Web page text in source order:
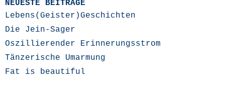
NEUESTE BEITRÄGE
Lebens(Geister)Geschichten
Die Jein-Sager
Oszillierender Erinnerungsstrom
Tänzerische Umarmung
Fat is beautiful